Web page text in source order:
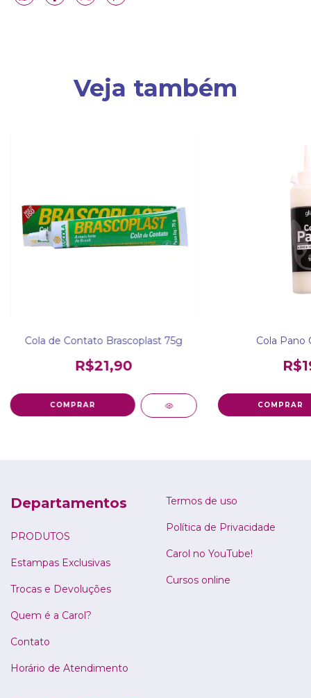
Veja também
Cola de Contato Brascoplast 75g
R$21,90
Cola Pano
Departamentos
PRODUTOS
Estampas Exclusivas
Trocas e Devoluções
Quem é a Carol?
Contato
Horário de Atendimento
Termos de uso
Política de Privacidade
Carol no YouTube!
Cursos online